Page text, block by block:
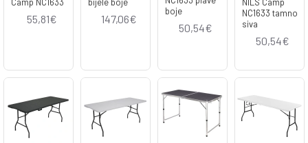
Camp NC1633
55,81€
bijele boje
147,06€
boje
50,54€
NILS Camp
NC1633 tamno
siva
50,54€